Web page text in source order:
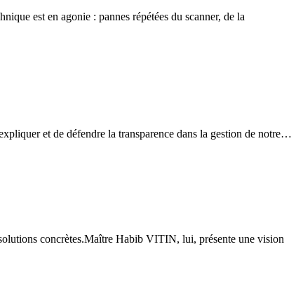
est en agonie : pannes répétées du scanner, de la
et de défendre la transparence dans la gestion de notre…
concrètes.Maître Habib VITIN, lui, présente une vision